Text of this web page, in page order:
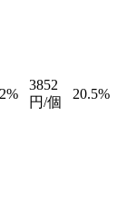
3852
円/個
20.5%